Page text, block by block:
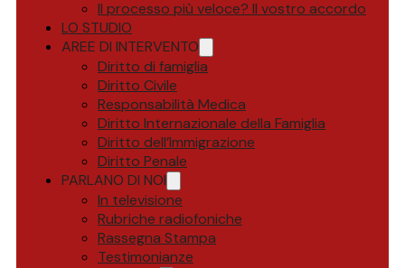
Il processo più veloce? Il vostro accordo
LO STUDIO
AREE DI INTERVENTO
Diritto di famiglia
Diritto Civile
Responsabilità Medica
Diritto Internazionale della Famiglia
Diritto dell’Immigrazione
Diritto Penale
PARLANO DI NOI
In televisione
Rubriche radiofoniche
Rassegna Stampa
Testimonianze